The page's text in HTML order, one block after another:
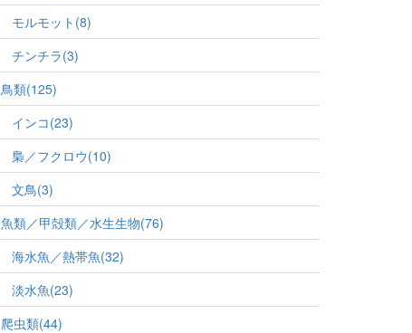
モルモット(8)
チンチラ(3)
鳥類(125)
インコ(23)
梟／フクロウ(10)
文鳥(3)
魚類／甲殻類／水生生物(76)
海水魚／熱帯魚(32)
淡水魚(23)
爬虫類(44)